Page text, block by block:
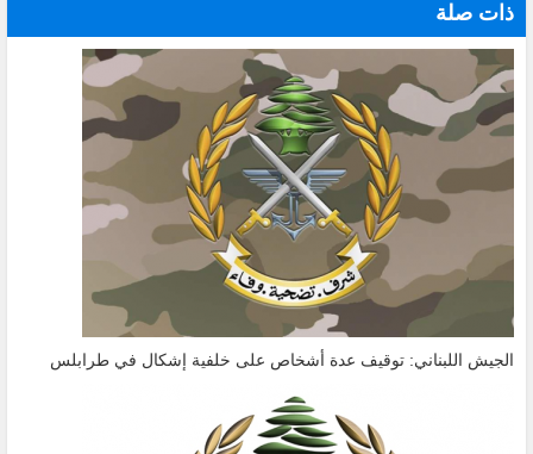
ذات صلة
الجيش اللبناني: توقيف عدة أشخاص على خلفية إشكال في طرابلس